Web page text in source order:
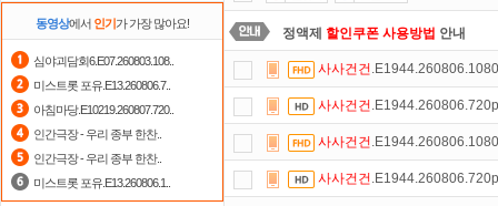
동영상에서 인기가 가장 많아요!
심야괴담회6.E07.260803.108..
미스트롯 포유.E13.260806.7..
아침마당.E10219.260807.720..
인간극장 - 우리 종부 한찬..
인간극장 - 우리 종부 한찬..
미스트롯 포유.E13.260806.1..
정액제 할인쿠폰 사용방법 안내
요즘 뭐가 재밌지?고민되면 눌러봐!
숨어있는 카드 마일리지 조회하고
출석체크 이벤트!
자녀보호기능으로 가족과 함께 투디
사사건건
사사건건
사사건건
사사건건